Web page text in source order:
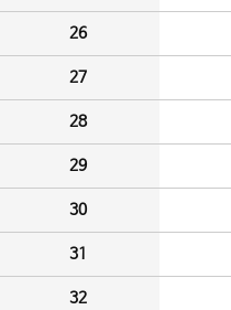
26
27
28
29
30
31
32